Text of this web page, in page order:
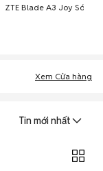
ZTE Blade A3 Joy Sóc
Xem Cửa hàng
Tin mới nhất